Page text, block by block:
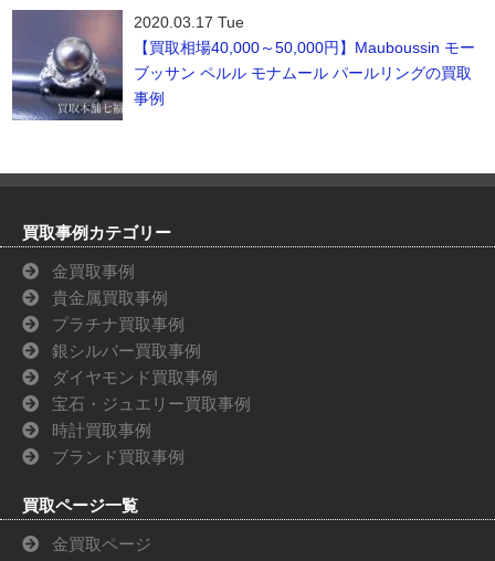
2020.03.17 Tue
【買取相場40,000～50,000円】Mauboussin モー
ブッサン ペルル モナムール パールリングの買取
事例
買取事例カテゴリー
金買取事例
貴金属買取事例
プラチナ買取事例
銀シルバー買取事例
ダイヤモンド買取事例
宝石・ジュエリー買取事例
時計買取事例
ブランド買取事例
買取ページ一覧
金買取ページ